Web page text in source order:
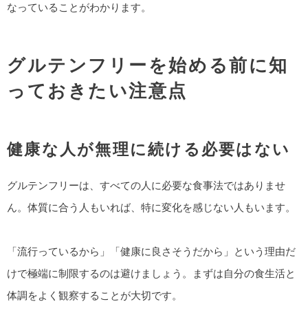
なっていることがわかります。
グルテンフリーを始める前に知
っておきたい注意点
健康な人が無理に続ける必要はない
グルテンフリーは、すべての人に必要な食事法ではありませ
ん。体質に合う人もいれば、特に変化を感じない人もいます。
「流行っているから」「健康に良さそうだから」という理由だ
けで極端に制限するのは避けましょう。まずは自分の食生活と
体調をよく観察することが大切です。